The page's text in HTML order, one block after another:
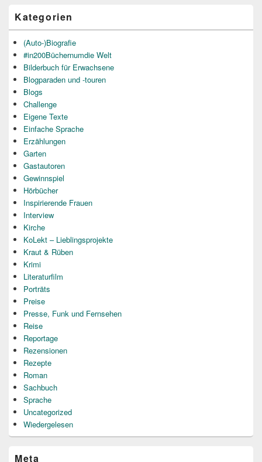
Kategorien
(Auto-)Biografie
#in200Büchernumdie Welt
Bilderbuch für Erwachsene
Blogparaden und -touren
Blogs
Challenge
Eigene Texte
Einfache Sprache
Erzählungen
Garten
Gastautoren
Gewinnspiel
Hörbücher
Inspirierende Frauen
Interview
Kirche
KoLekt – Lieblingsprojekte
Kraut & Rüben
Krimi
Literaturfilm
Porträts
Preise
Presse, Funk und Fernsehen
Reise
Reportage
Rezensionen
Rezepte
Roman
Sachbuch
Sprache
Uncategorized
Wiedergelesen
Meta